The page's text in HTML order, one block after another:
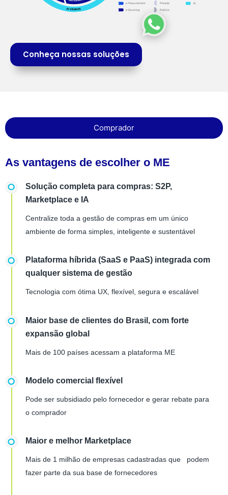
Conheça nossas soluções
Comprador
As vantagens de escolher o ME
Solução completa para compras: S2P,
Marketplace e IA
Centralize toda a gestão de compras em um único
ambiente de forma simples, inteligente e sustentável
Plataforma híbrida (SaaS e PaaS) integrada com
qualquer sistema de gestão
Tecnologia com ótima UX, flexível, segura e escalável
Maior base de clientes do Brasil, com forte
expansão global
Mais de 100 países acessam a plataforma ME
Modelo comercial flexível
Pode ser subsidiado pelo fornecedor e gerar rebate para
o comprador
Maior e melhor Marketplace
Mais de 1 milhão de empresas cadastradas que podem
fazer parte da sua base de fornecedores